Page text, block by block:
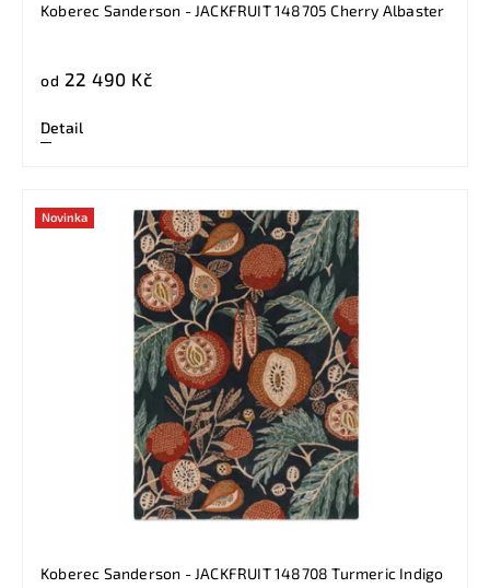
Koberec Sanderson - JACKFRUIT 148705 Cherry Albaster
od 22 490 Kč
Detail
Novinka
Koberec Sanderson - JACKFRUIT 148708 Turmeric Indigo